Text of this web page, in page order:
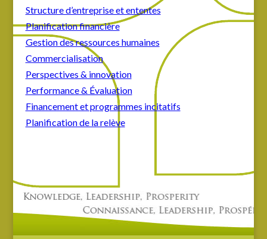
Structure d’entreprise et ententes
Planification financière
Gestion des ressources humaines
Commercialisation
Perspectives & innovation
Performance & Évaluation
Financement et programmes incitatifs
Planification de la relève